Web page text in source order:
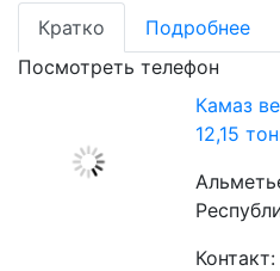
Кратко
Подробнее
Посмотреть телефон
Камаз
12,15